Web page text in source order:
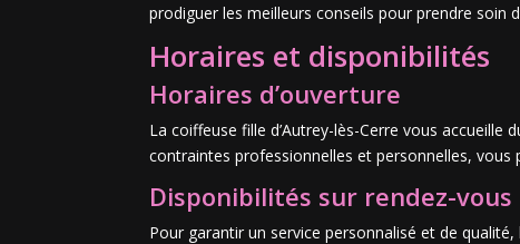
prodiguer les meilleurs conseils pour prendre soin
Horaires et disponibilités
Horaires d’ouverture
La coiffeuse fille d’Autrey-lès-Cerre vous accueille
contraintes professionnelles et personnelles,
Disponibilités sur rendez-vous
Pour garantir un service personnalisé et de